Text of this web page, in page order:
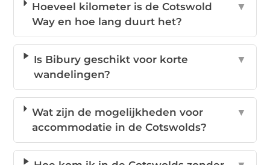
Hoeveel kilometer is de Cotswold
Way en hoe lang duurt het?
▼
Is Bibury geschikt voor korte
wandelingen?
▼
Wat zijn de mogelijkheden voor
accommodatie in de Cotswolds?
▼